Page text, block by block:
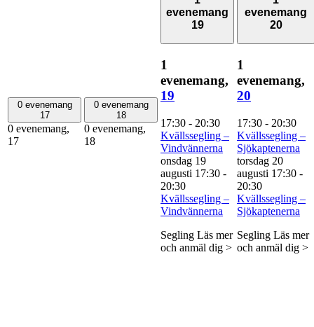
0 evenemang
17
0 evenemang,
17
0 evenemang
18
0 evenemang,
18
evenemang
19
1
evenemang,
19
17:30 - 20:30
Kvällssegling –
Vindvännerna
onsdag 19
augusti 17:30 -
20:30
Kvällssegling –
Vindvännerna
Segling Läs mer
och anmäl dig >
evenemang
20
1
evenemang,
20
17:30 - 20:30
Kvällssegling –
Sjökaptenerna
torsdag 20
augusti 17:30 -
20:30
Kvällssegling –
Sjökaptenerna
Segling Läs mer
och anmäl dig >